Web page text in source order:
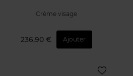
Crème visage
236,90 € Ajouter